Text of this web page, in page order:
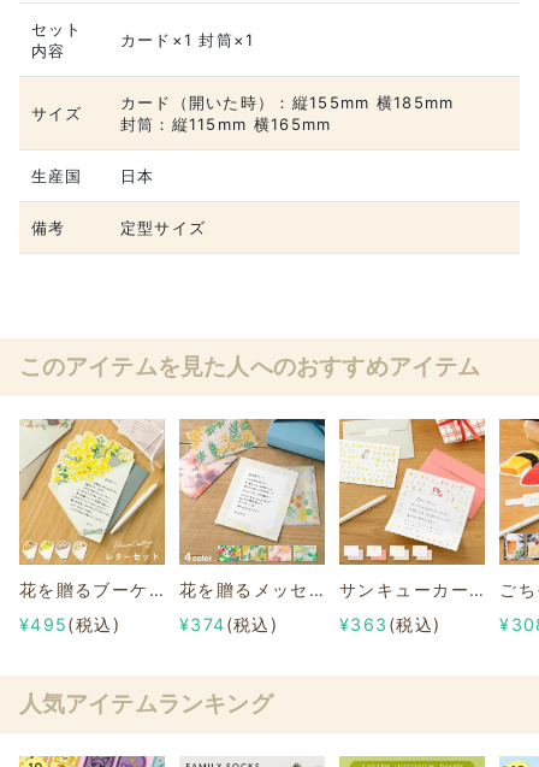
セット
内容
カード×1 封筒×1
サイズ
カード（開いた時）：縦155mm 横185mm
封筒：縦115mm 横165mm
生産国 日本
備考 定型サイズ
このアイテムを見た人へのおすすめアイテム
花を贈るブーケレター
¥495(税込)
花を贈るメッセージカード〈フローラル〉
¥374(税込)
サンキューカード《そよそよわんこ》
¥363 (税込)
人気アイテムランキング